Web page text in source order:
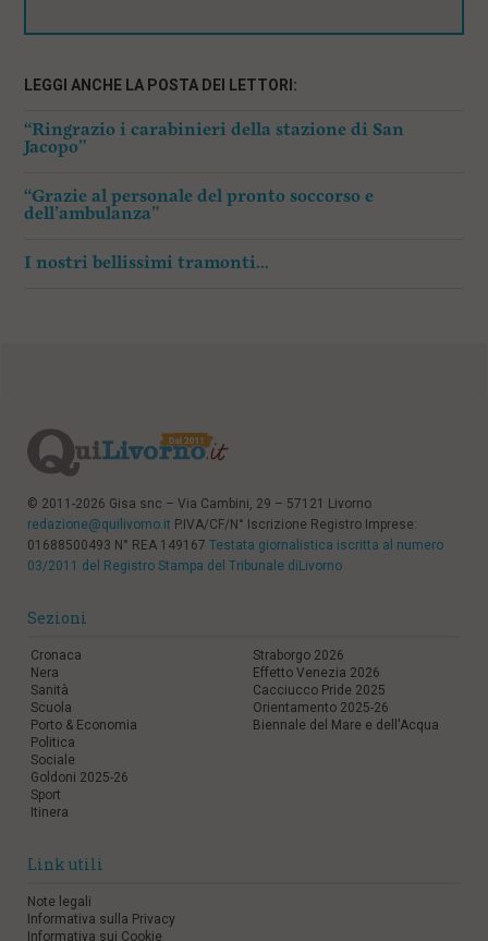
LEGGI ANCHE LA POSTA DEI LETTORI:
“Ringrazio i carabinieri della stazione di San
Jacopo”
“Grazie al personale del pronto soccorso e
dell’ambulanza”
I nostri bellissimi tramonti…
© 2011-2026 Gisa snc – Via Cambini, 29 – 57121 Livorno
redazione@quilivorno.it P.IVA/CF/N° Iscrizione Registro Imprese:
01688500493 N° REA 149167 Testata giornalistica iscritta al numero
03/2011 del Registro Stampa del Tribunale diLivorno
Sezioni
Cronaca
Nera
Sanità
Scuola
Porto & Economia
Politica
Sociale
Goldoni 2025-26
Sport
Itinera
Straborgo 2026
Effetto Venezia 2026
Cacciucco Pride 2025
Orientamento 2025-26
Biennale del Mare e dell'Acqua
Link utili
Note legali
Informativa sulla Privacy
Informativa sui Cookie